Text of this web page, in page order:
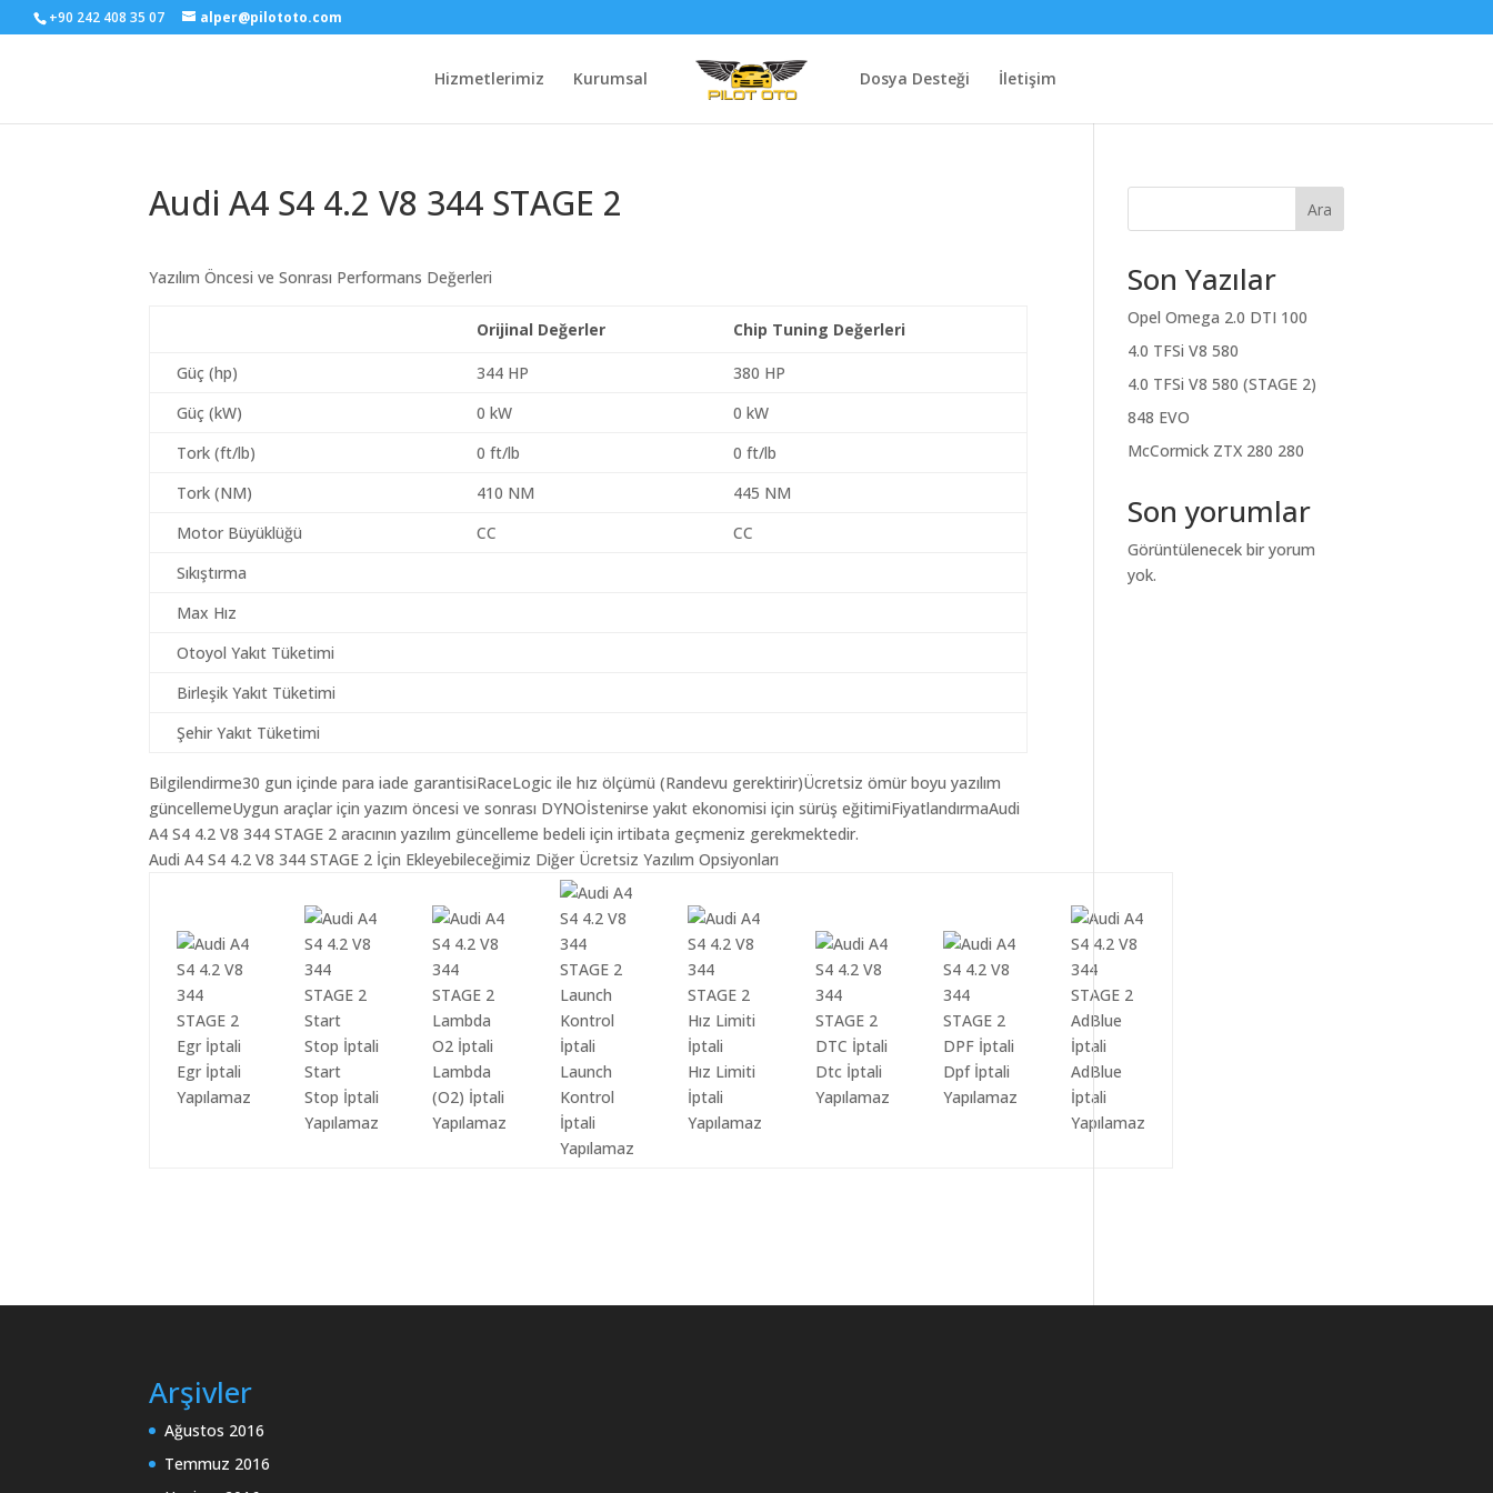
+90 242 408 35 07 alper@pilototo.com
Hizmetlerimiz Kurumsal Dosya Desteği İletişim
Audi A4 S4 4.2 V8 344 STAGE 2
Yazılım Öncesi ve Sonrası Performans Değerleri
Orijinal Değerler Chip Tuning Değerleri
Güç (hp) 344 HP
380 HP
Güç (kW)
0 kW
0 kW
Tork (ft/lb)
0 ft/lb
0 ft/lb
Tork (NM)
410 NM
445 NM
Motor Büyüklüğü
CC
CC
Sıkıştırma
Max Hız
Otoyol Yakıt Tüketimi
Birleşik Yakıt Tüketimi
Şehir Yakıt Tüketimi
Bilgilendirme30 gun içinde para iade garantisiRaceLogic ile hız ölçümü (Randevu gerektirir)Ücretsiz ömür boyu yazılım
güncellemeUygun araçlar için yazım öncesi ve sonrası DYNOİstenirse yakıt ekonomisi için sürüş eğitimiFiyatlandırmaAudi
A4 S4 4.2 V8 344 STAGE 2 aracının yazılım güncelleme bedeli için irtibata geçmeniz gerekmektedir.
Audi A4 S4 4.2 V8 344 STAGE 2 İçin Ekleyebileceğimiz Diğer Ücretsiz Yazılım Opsiyonları
Egr İptali
Yapılamaz
Start
Stop İptali
Yapılamaz
Lambda
(O2) İptali
Yapılamaz
Launch
Kontrol
İptali
Yapılamaz
Hız Limiti
İptali
Yapılamaz
Dtc İptali
Yapılamaz
Dpf İptali
Yapılamaz
AdBlue
İptali
Yapılamaz
Ara
Son Yazılar
Opel Omega 2.0 DTI 100
4.0 TFSi V8 580
4.0 TFSi V8 580 (STAGE 2)
848 EVO
McCormick ZTX 280 280
Son yorumlar
Görüntülenecek bir yorum
yok.
Arşivler
Ağustos 2016
Temmuz 2016